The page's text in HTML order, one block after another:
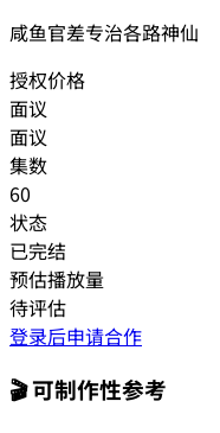
咸鱼官差专治各路神仙
授权价格
面议
面议
集数
60
状态
已完结
预估播放量
待评估
登录后申请合作
🎬 可制作性参考